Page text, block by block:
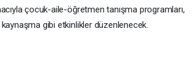
çocuk-aile-öğretmen tanışma programları,
gibi etkinlikler düzenlenecek.